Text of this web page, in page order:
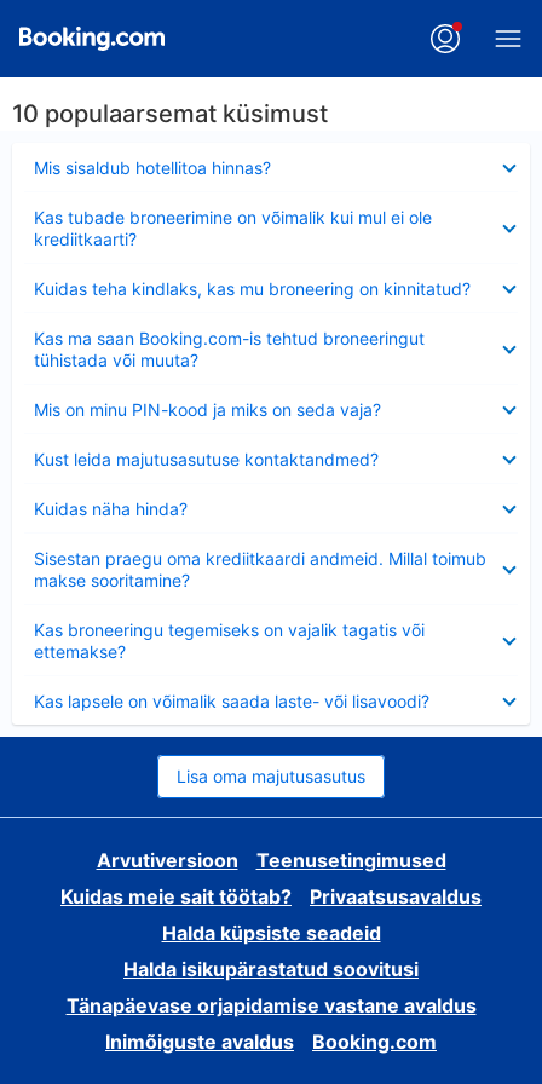
10 populaarsemat küsimust
Mis sisaldub hotellitoa hinnas?
Kas tubade broneerimine on võimalik kui mul ei ole
krediitkaarti?
Kuidas teha kindlaks, kas mu broneering on kinnitatud?
Kas ma saan Booking.com-is tehtud broneeringut
tühistada või muuta?
Mis on minu PIN-kood ja miks on seda vaja?
Kust leida majutusasutuse kontaktandmed?
Kuidas näha hinda?
Sisestan praegu oma krediitkaardi andmeid. Millal toimub
makse sooritamine?
Kas broneeringu tegemiseks on vajalik tagatis või
ettemakse?
Kas lapsele on võimalik saada laste- või lisavoodi?
Lisa oma majutusasutus
Arvutiversioon
Teenusetingimused
Kuidas meie sait töötab?
Privaatsusavaldus
Halda küpsiste seadeid
Halda isikupärastatud soovitusi
Tänapäevase orjapidamise vastane avaldus
Inimõiguste avaldus
Booking.com